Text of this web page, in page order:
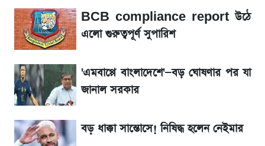
ঘোষ
শেখ হাসিনার দেশে ফেরা নিয়ে যা বললেন রুমিন
ফারহানা
লাফিয়ে বাড়ল স্বর্ণের দাম, এক মাসের মধ্যে সর্বোচ্চ
রেকর্ড
BCB compliance report উঠে
এলো গুরুত্বপূর্ণ সুপারিশ
'এমবাপ্পে বাংলাদেশে'—বড় ঘোষণার পর যা
জানাল সরকার
বড় ধাক্কা সান্তোসে! নিষিদ্ধ হলেন নেইমার